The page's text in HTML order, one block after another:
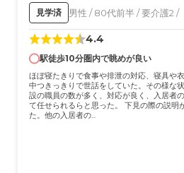
外観・内装・居室・設備について
新設の施設なので何もかもが新し
居室・トイレにすぐ手すりを設置
介護医療サービスについて
常時医師が待機してくれたるので
の方に診てもらい、指導もあるの
電車アクセスは不便だが、自宅
見学済 男性 / 80代前半 / 要介護2 /
4.4
駅徒歩10分圏内で眺めが良い
ほぼ寝たきりで食事や排泄の対応、寝具や
中つきっきりで世話をしていた。その様な
設の職員の数が多く、対応が良く、入居者
て任せられるらと思った。 下見の際の説明
た。他の入居者の...